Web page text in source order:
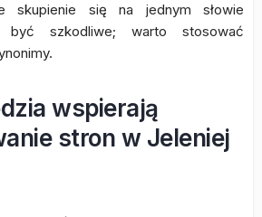
skupienie się na jednym słowie
być szkodliwe; warto stosować
wspierają
stron w Jeleniej